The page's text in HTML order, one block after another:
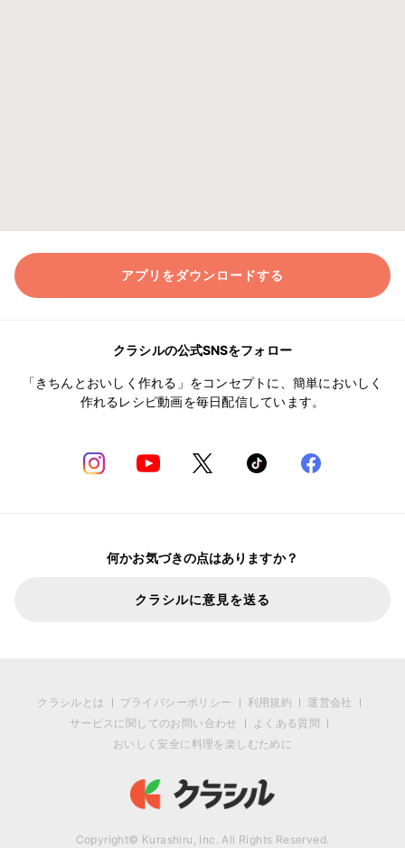
アプリをダウンロードする
クラシルの公式SNSをフォロー
「きちんとおいしく作れる」をコンセプトに、簡単においしく
作れるレシピ動画を毎日配信しています。
何かお気づきの点はありますか？
クラシルに意見を送る
クラシルとは プライバシーポリシー 利用規約
運営会社
サービスに関してのお問い合わせ
よくある質問
おいしく安全に料理を楽しむために
Copyright© Kurashiru, Inc. All Rights Reserved.